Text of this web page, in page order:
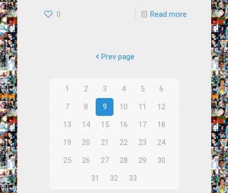
0 Read more
Prev page
1 2 3 4 5
6
7
8 9 10 11
12
13
14 15 16 17
18
19
20 21 22 23
24
25
26 27 28 29
30
31
32 33